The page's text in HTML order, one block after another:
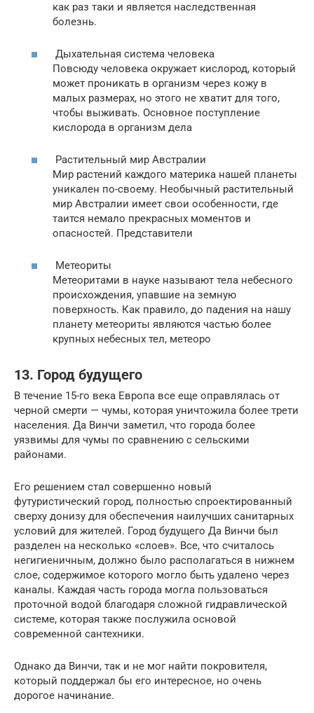
как раз таки и является наследственная
болезнь.
Дыхательная система человека
Повсюду человека окружает кислород, который
может проникать в организм через кожу в
малых размерах, но этого не хватит для того,
чтобы выживать. Основное поступление
кислорода в организм дела
Растительный мир Австралии
Мир растений каждого материка нашей планеты
уникален по-своему. Необычный растительный
мир Австралии имеет свои особенности, где
таится немало прекрасных моментов и
опасностей. Представители
Метеориты
Метеоритами в науке называют тела небесного
происхождения, упавшие на земную
поверхность. Как правило, до падения на нашу
планету метеориты являются частью более
крупных небесных тел, метеоро
13. Город будущего
В течение 15-го века Европа все еще оправлялась от
черной смерти — чумы, которая уничтожила более трети
населения. Да Винчи заметил, что города более
уязвимы для чумы по сравнению с сельскими
районами.
Его решением стал совершенно новый
футуристический город, полностью спроектированный
сверху донизу для обеспечения наилучших санитарных
условий для жителей. Город будущего Да Винчи был
разделен на несколько «слоев». Все, что считалось
негигиеничным, должно было располагаться в нижнем
слое, содержимое которого могло быть удалено через
каналы. Каждая часть города могла пользоваться
проточной водой благодаря сложной гидравлической
системе, которая также послужила основой
современной сантехники.
Однако да Винчи, так и не мог найти покровителя,
который поддержал бы его интересное, но очень
дорогое начинание.